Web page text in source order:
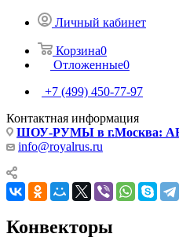
Личный кабинет
Корзина0
Отложенные0
+7 (499) 450-77-97
Контактная информация
ШОУ-РУМЫ в г.Москва:
info@royalrus.ru
Конвекторы